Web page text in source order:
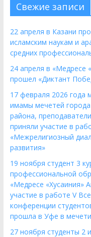
Свежие записи
22 апреля в Казани
исламским наукам и
средних
24 апреля в «Медресе
прошел «Диктант
17 февраля 2026 года
имамы мечетей
района,
приняли участие в
«Межрелигиозный
развития»
19 ноября студент 3
профессиональной
«Медресе «Хусаиния»
участие в работе V
конференции
прошла в Уфе в
27 ноября студенты 2